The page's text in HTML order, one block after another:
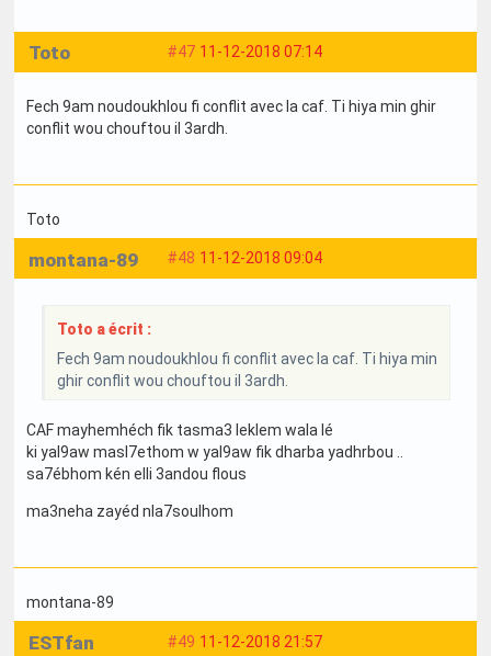
#47 11-12-2018 07:14
Toto
Fech 9am noudoukhlou fi conflit avec la caf. Ti hiya min ghir
conflit wou chouftou il 3ardh.
Toto
#48 11-12-2018 09:04
montana-89
Toto a écrit :
Fech 9am noudoukhlou fi conflit avec la caf. Ti hiya min
ghir conflit wou chouftou il 3ardh.
CAF mayhemhéch fik tasma3 leklem wala lé
ki yal9aw masl7ethom w yal9aw fik dharba yadhrbou ..
sa7ébhom kén elli 3andou flous
ma3neha zayéd nla7soulhom
montana-89
#49 11-12-2018 21:57
ESTfan